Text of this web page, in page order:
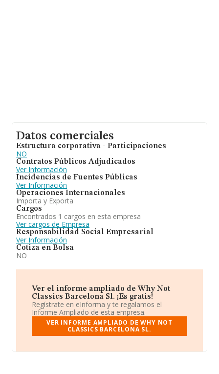
Datos comerciales
Estructura corporativa - Participaciones
NO
Contratos Públicos Adjudicados
Ver Información
Incidencias de Fuentes Públicas
Ver Información
Operaciones Internacionales
Importa y Exporta
Cargos
Encontrados 1 cargos en esta empresa
Ver cargos de Empresa
Responsabilidad Social Empresarial
Ver Información
Cotiza en Bolsa
NO
Ver el informe ampliado de Why Not
Classics Barcelona Sl. ¡Es gratis!
Regístrate en eInforma y te regalamos el
Informe Ampliado de esta empresa.
VER INFORME AMPLIADO DE WHY NOT
CLASSICS BARCELONA SL.